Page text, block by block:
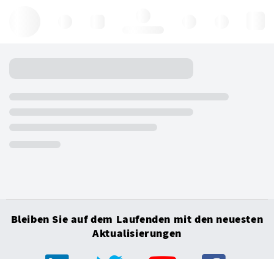
Bleiben Sie auf dem Laufenden mit den neuesten
Aktualisierungen